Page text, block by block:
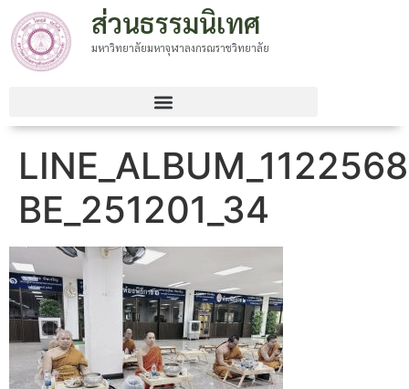
ส่วนธรรมนิเทศ
มหาวิทยาลัยมหาจุฬาลงกรณราชวิทยาลัย
LINE_ALBUM_1122568
BE_251201_34